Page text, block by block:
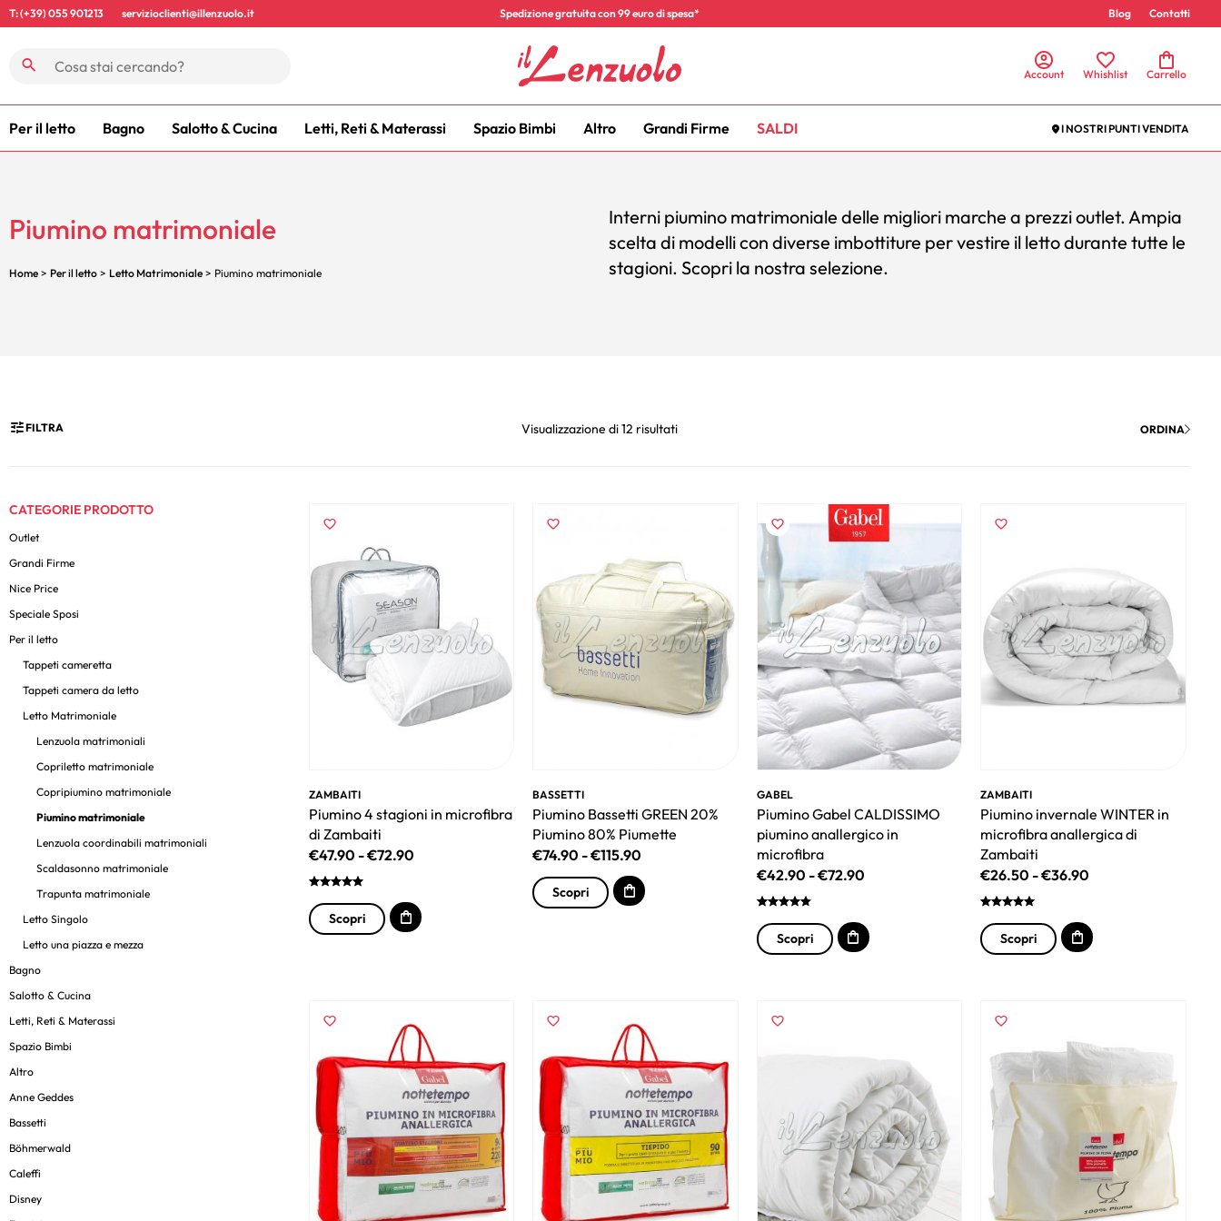
T: (+39) 055 901213 servizioclienti@illenzuolo.it Spedizione gratuita con 99 euro di spesa* Blog Contatti
Account Whishlist Carrello
Per il letto Bagno Salotto & Cucina Letti, Reti & Materassi Spazio Bimbi Altro Grandi Firme SALDI I NOSTRI PUNTI VENDITA
Piumino matrimoniale
Home > Per il letto > Letto Matrimoniale > Piumino matrimoniale
Interni piumino matrimoniale delle migliori marche a prezzi outlet. Ampia
scelta di modelli con diverse imbottiture per vestire il letto durante tutte le
stagioni. Scopri la nostra selezione.
FILTRA Visualizzazione di 12 risultati ORDINA
CATEGORIE PRODOTTO
Outlet
Grandi Firme
Nice Price
Speciale Sposi
Per il letto
Tappeti cameretta
Tappeti camera da letto
Letto Matrimoniale
Lenzuola matrimoniali
Copriletto matrimoniale
Copripiumino matrimoniale
Piumino matrimoniale
Lenzuola coordinabili matrimoniali
Scaldasonno matrimoniale
Trapunta matrimoniale
Letto Singolo
Letto una piazza e mezza
Bagno
Salotto & Cucina
Letti, Reti & Materassi
Spazio Bimbi
Altro
Anne Geddes
Bassetti
Böhmerwald
Caleffi
Disney
ZAMBAITI
Piumino 4 stagioni in microfibra
di Zambaiti
€47.90 -€72.90
Scopri
BASSETTI
Piumino Bassetti GREEN 20%
Piumino 80% Piumette
€74.90 -€115.90
Scopri
GABEL
Piumino Gabel CALDISSIMO
piumino anallergico in
microfibra
€42.90 -€72.90
Scopri
ZAMBAITI
Piumino invernale WINTER in
microfibra anallergica di
Zambaiti
€26.50 -€36.90
Scopri